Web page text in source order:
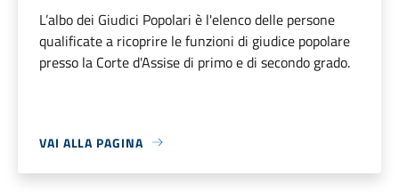
L’albo dei Giudici Popolari è l'elenco delle persone
qualificate a ricoprire le funzioni di giudice popolare
presso la Corte d'Assise di primo e di secondo grado.
VAI ALLA PAGINA